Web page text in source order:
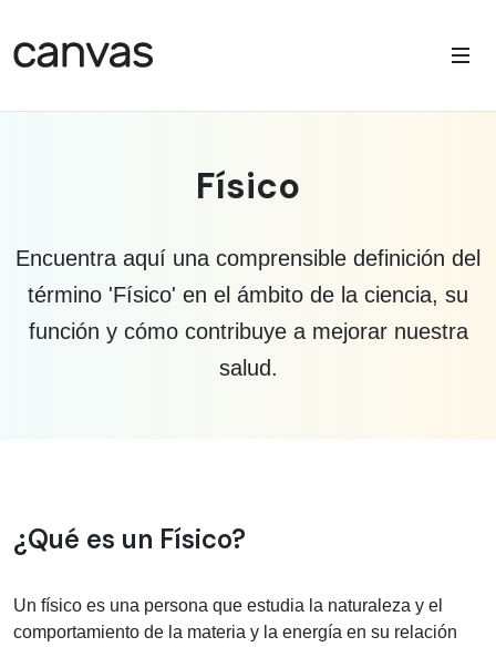
Físico
Encuentra aquí una comprensible definición del
término 'Físico' en el ámbito de la ciencia, su
función y cómo contribuye a mejorar nuestra
salud.
Información médica sobre Físico
¿Qué es un Físico?
Un físico es una persona que estudia la naturaleza y el
comportamiento de la materia y la energía en su relación